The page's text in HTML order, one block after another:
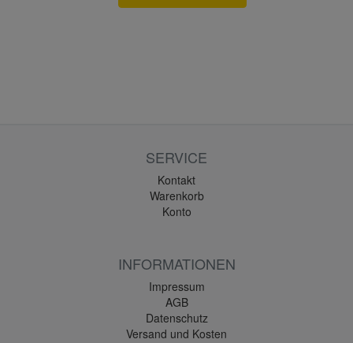
SERVICE
Kontakt
Warenkorb
Konto
INFORMATIONEN
Impressum
AGB
Datenschutz
Versand und Kosten